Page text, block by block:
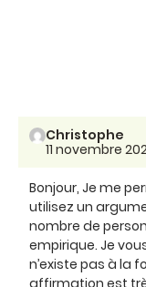
Christophe
11 novembre
Bonjour, Je me
utilisez un
nombre de
empirique. Je
n’existe pas à la
affirmation est